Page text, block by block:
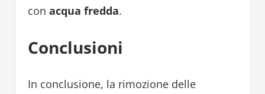
con acqua fredda.
Conclusioni
In conclusione, la rimozione delle